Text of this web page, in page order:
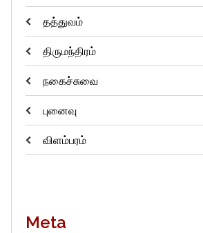
தத்துவம்
திருமந்திரம்
நகைச்சுவை
புனைவு
விளம்பரம்
Meta